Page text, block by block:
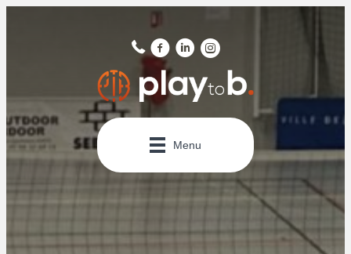
Panneau de gestion des cookies
Menu